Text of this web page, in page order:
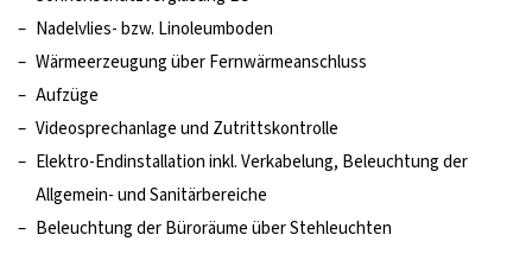
– Nadelvlies- bzw. Linoleumboden
– Wärmeerzeugung über Fernwärmeanschluss
– Aufzüge
– Videosprechanlage und Zutrittskontrolle
– Elektro-Endinstallation inkl. Verkabelung, Beleuchtung der
Allgemein- und Sanitärbereiche
– Beleuchtung der Büroräume über Stehleuchten